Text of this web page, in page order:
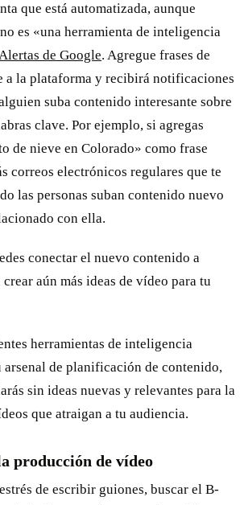
que está automatizada, aunque
es «una herramienta de inteligencia
de Google. Agregue frases de
a la plataforma y recibirá notificaciones
suba contenido interesante sobre
clave. Por ejemplo, si agregas
de nieve en Colorado» como frase
correos electrónicos regulares que te
las personas suban contenido nuevo
con ella.
conectar el nuevo contenido a
crear aún más ideas de vídeo para tu
herramientas de inteligencia
de planificación de contenido,
sin ideas nuevas y relevantes para la
que atraigan a tu audiencia.
producción de vídeo
de escribir guiones, buscar el B-